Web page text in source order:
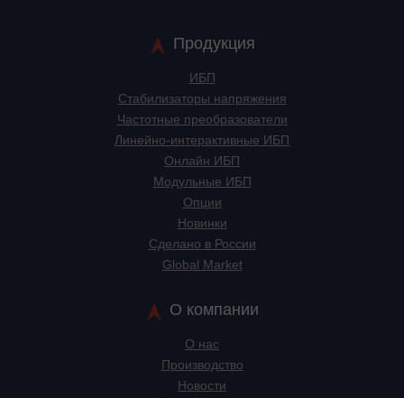
Продукция
ИБП
Стабилизаторы напряжения
Частотные преобразователи
Линейно-интерактивные ИБП
Онлайн ИБП
Модульные ИБП
Опции
Новинки
Сделано в России
Global Market
О компании
О нас
Производство
Новости